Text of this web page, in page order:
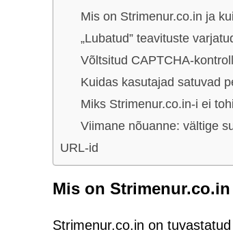
Mis on Strimenur.co.in ja
„Lubatud” teavituste
Võltsitud CAPTCHA-
Kuidas kasutajad satuvad
Miks Strimenur.co.in-i ei
Viimane nõuanne: vältige
URL-id
Mis on
Strimenur.co.in on